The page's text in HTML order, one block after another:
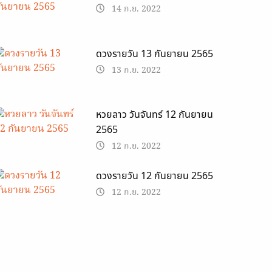
14 ก.ย. 2022
ดวงรายวัน 13 กันยายน 2565
13 ก.ย. 2022
หวยลาว วันจันทร์ 12 กันยายน
2565
12 ก.ย. 2022
ดวงรายวัน 12 กันยายน 2565
12 ก.ย. 2022